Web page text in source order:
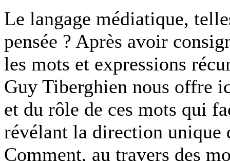
Le langage médiatique,
pensée ? Après avoir
les mots et expressions
Guy Tiberghien nous offre
et du rôle de ces mots qui
révélant la direction unique
Comment, au travers des